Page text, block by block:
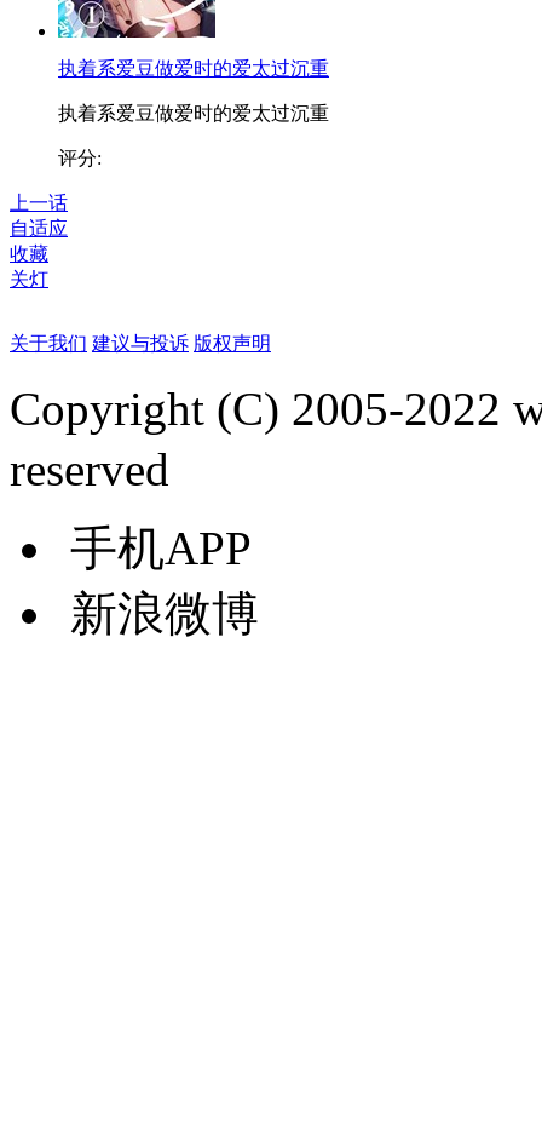
执着系爱豆做爱时的爱太过沉重
执着系爱豆做爱时的爱太过沉重
评分:
上一话
自适应
收藏
关灯
关于我们 建议与投诉 版权声明
Copyright (C) 2005-2022
reserved
手机APP
新浪微博